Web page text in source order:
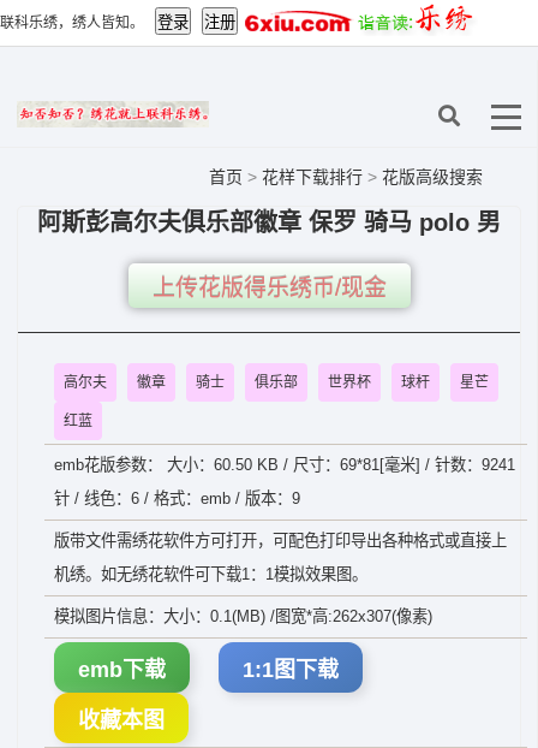
联科乐绣，绣人皆知。
首页 > 花样下载排行 > 花版高级搜索
阿斯彭高尔夫俱乐部徽章 保罗 骑马 polo 男
上传花版得乐绣币/现金
高尔夫 徽章 骑士 俱乐部 世界杯 球杆 星芒
红蓝
emb花版参数： 大小：60.50 KB / 尺寸：69*81[毫米] / 针数：9241
针 / 线色：6 / 格式：emb / 版本：9
版带文件需绣花软件方可打开，可配色打印导出各种格式或直接上
机绣。如无绣花软件可下载1：1模拟效果图。
模拟图片信息：大小：0.1(MB) /图宽*高:262x307(像素)
emb下载 1:1图下载
收藏本图